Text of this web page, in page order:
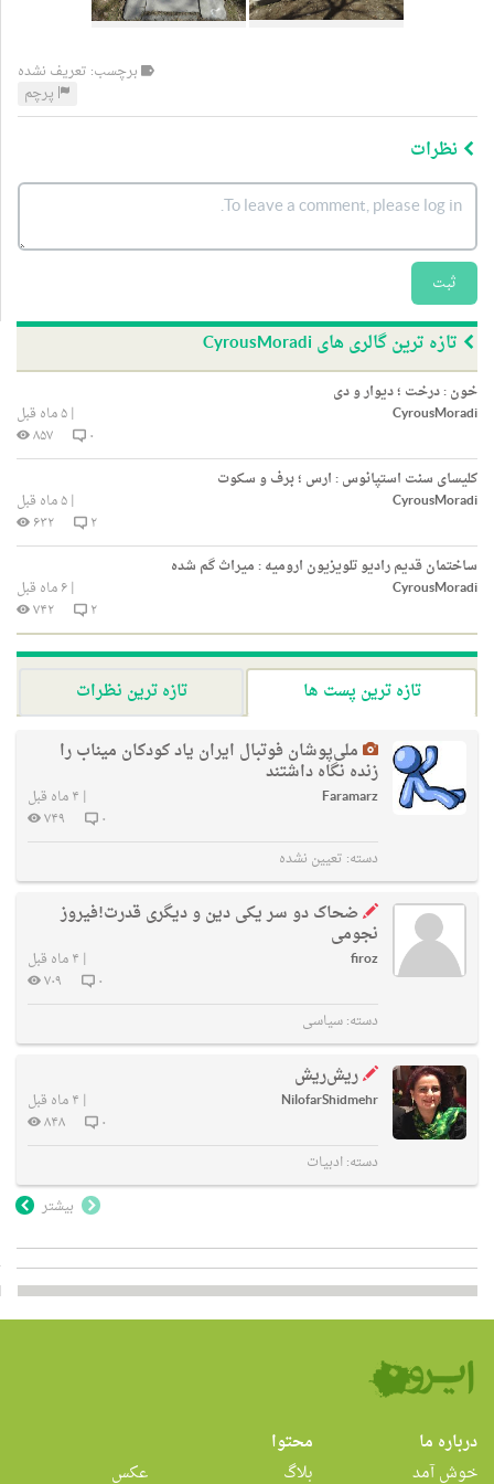
برچسب: تعریف نشده
پرچم
نظرات
ثبت
تازه ترین گالری های CyrousMoradi
خون : درخت ؛ دیوار و دی
CyrousMoradi
|۵ ماه قبل
۰
۸۵۷
کلیسای سنت استپانوس : ارس ؛ برف و سکوت
CyrousMoradi
|۵ ماه قبل
۲
۶۳۲
ساختمان قدیم رادیو تلویزیون ارومیه : میراث گم شده
CyrousMoradi
|۶ ماه قبل
۲
۷۴۲
تازه ترین پست ها
تازه ترین نظرات
ملی‌پوشان فوتبال ایران یاد کودکان میناب را
زنده نگاه داشتند
Faramarz
| ۴ ماه قبل
۰
۷۴۹
دسته: تعیین نشده
ضحاک دو سر یکی دین و دیگری قدرت!فیروز
نجومی
firoz
| ۴ ماه قبل
۰
۷۰۹
دسته:سیاسی
ریش‌ریش
NilofarShidmehr
| ۴ ماه قبل
۰
۸۴۸
دسته:ادبیات
بیشتر
درباره ما
خوش آمد
محتوا
بلاگ
عکس